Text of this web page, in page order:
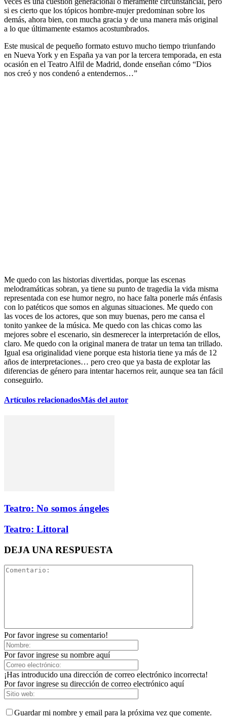
si es cierto que los tópicos hombre-mujer predominan sobre los
demás, ahora bien, con mucha gracia y de una manera más original
a lo que últimamente estamos acostumbrados.
Este musical de pequeño formato estuvo mucho tiempo triunfando
en Nueva York y en España ya van por la tercera temporada, en esta
ocasión en el Teatro Alfil de Madrid, donde enseñan cómo “Dios
nos creó y nos condenó a entendernos…”
Me quedo con las historias divertidas, porque las escenas
melodramáticas sobran, ya tiene su punto de tragedia la vida misma
representada con ese humor negro, no hace falta ponerle más énfasis
con lo patéticos que somos en algunas situaciones. Me quedo con
las voces de los actores, que son muy buenas, pero me cansa el
tonito yankee de la música. Me quedo con las chicas como las
mejores sobre el escenario, sin desmerecer la interpretación de ellos,
claro. Me quedo con la original manera de tratar un tema tan trillado.
Igual esa originalidad viene porque esta historia tiene ya más de 12
años de interpretaciones… pero creo que ya basta de explotar las
diferencias de género para intentar hacernos reir, aunque sea tan fácil
conseguirlo.
Artículos relacionadosMás del autor
Teatro: No somos ángeles
Teatro: Littoral
DEJA UNA RESPUESTA
Por favor ingrese su comentario!
Por favor ingrese su nombre aquí
¡Has introducido una dirección de correo electrónico incorrecta!
Por favor ingrese su dirección de correo electrónico aquí
Guardar mi nombre y email para la próxima vez que comente.